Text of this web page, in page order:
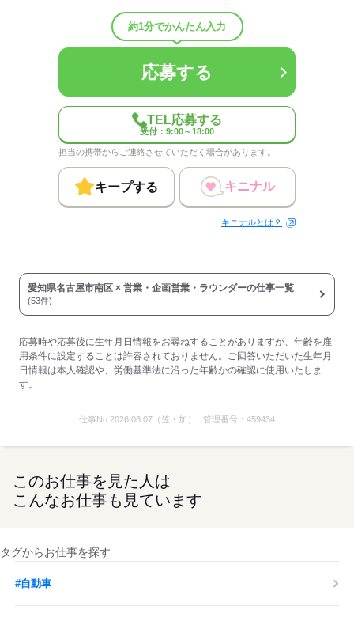
分支給 社員が宿泊できるリゾートホテルの契約
あり・社会保険完備
応募する
約1分でかんたん入力
応募する
TEL応募する
受付：9:00～18:00
担当の携帯からご連絡させていただく場合があります。
キープする キニナル
キニナルとは？
愛知県名古屋市南区 × 営業・企画営業・ラウンダーの仕事一覧
(53件)
応募時や応募後に生年月日情報をお尋ねすることがありますが、年齢を雇
用条件に設定することは許容されておりません。ご回答いただいた生年月
日情報は本人確認や、労働基準法に沿った年齢かの確認に使用いたしま
す。
仕事No. 2026.08.07（笠・加） 管理番号：459434
このお仕事を見た人は
こんなお仕事も見ています
タグからお仕事を探す
#自動車